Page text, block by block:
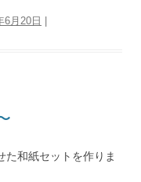
6月20日 |
た和紙セットを作りま